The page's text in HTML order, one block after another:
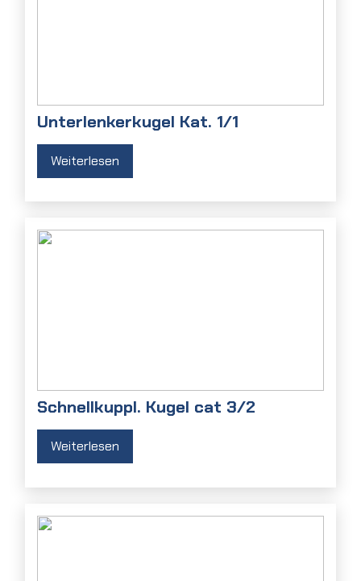
Unterlenkerkugel Kat. 1/1
Weiterlesen
Schnellkuppl. Kugel cat 3/2
Weiterlesen